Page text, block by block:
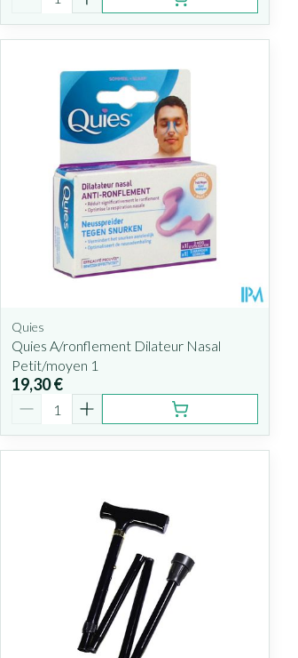
Quies
Quies A/ronflement Dilateur Nasal
Petit/moyen 1
19,30 €
Quantité